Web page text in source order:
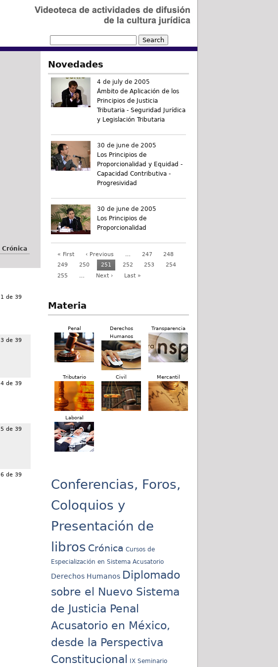
Crónica
1 de 39
3 de 39
4 de 39
5 de 39
6 de 39
Novedades
4 de july de 2005
Ámbito de Aplicación de los
Principios de Justicia
Tributaria - Seguridad Jurídica
y Legislación Tributaria
30 de june de 2005
Los Principios de
Proporcionalidad y Equidad -
Capacidad Contributiva -
Progresividad
30 de june de 2005
Los Principios de
Proporcionalidad
« First ‹ Previous … 247
248
249
250 251 252 253
254
255
… Next › Last »
Materia
Penal
Derechos
Humanos
Transparencia
Tributario Civil Mercantil
Laboral
Conferencias, Foros,
Coloquios y
Presentación de
libros Crónica Cursos de
Especialización en Sistema Acusatorio
Derechos Humanos Diplomado
sobre el Nuevo Sistema
de Justicia Penal
Acusatorio en México,
desde la Perspectiva
Constitucional
IX Seminario